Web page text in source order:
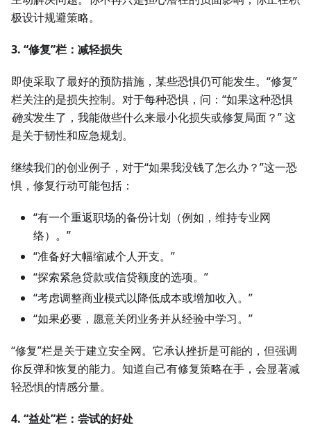
极设计规避策略。
3. “修复”栏：减轻损失
即使采取了最好的预防措施，某些恐惧仍可能发生。“修复”
栏关注的是损失控制。对于每种恐惧，问：“如果这种恐惧
确实发生了，我能做些什么来最小化损失或修复局面？” 这
是关于韧性和应急规划。
继续我们的创业例子，对于“如果我没钱了怎么办？”这一恐
惧，修复行动可能包括：
“有一个重返职场的备份计划（例如，维持专业网
络）。”
“准备好大幅缩减个人开支。”
“探索紧急贷款或信贷额度的选项。”
“考虑调整商业模式以降低成本或增加收入。”
“如果必要，愿意关闭业务并从经验中学习。”
“修复”栏是关于建立安全网。它承认挫折是可能的，但强调
你反弹和恢复的能力。知道自己有修复策略在手，会显著减
轻恐惧的情感分量。
4. “益处”栏：尝试的好处